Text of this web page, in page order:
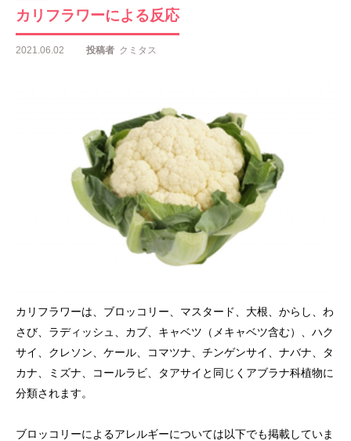
カリフラワーによる反応
2021.06.02 投稿者 クミタス
カリフラワーは、ブロッコリー、マスタード、大根、からし、わ
さび、ラディッシュ、カブ、キャベツ（メキャベツ含む）、ハク
サイ、クレソン、ケール、コマツナ、チンゲンサイ、ナバナ、タ
カナ、ミズナ、コールラビ、タアサイと同じくアブラナ科植物に
分類されます。
ブロッコリーによるアレルギーについては以下でも掲載していま